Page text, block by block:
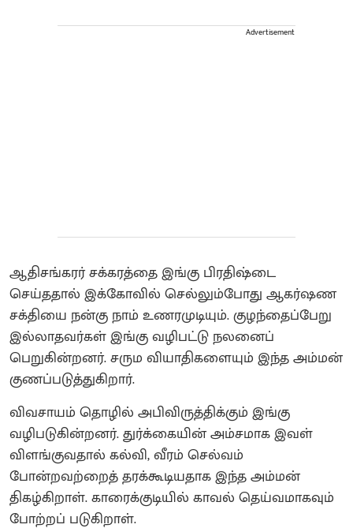
Advertisement
ஆதிசங்கரர் சக்கரத்தை இங்கு பிரதிஷ்டை
செய்ததால் இக்கோவில் செல்லும்போது ஆகர்ஷண
சக்தியை நன்கு நாம் உணரமுடியும். குழந்தைப்பேறு
இல்லாதவர்கள் இங்கு வழிபட்டு நலனைப்
பெறுகின்றனர். சரும வியாதிகளையும் இந்த அம்மன்
குணப்படுத்துகிறார்.
விவசாயம் தொழில் அபிவிருத்திக்கும் இங்கு
வழிபடுகின்றனர்‌. துர்க்கையின் அம்சமாக இவள்
விளங்குவதால் கல்வி, வீரம் செல்வம்
போன்றவற்றைத் தரக்கூடியதாக இந்த அம்மன்
திகழ்கிறாள். காரைக்குடியில் காவல் தெய்வமாகவும்
போற்றப் படுகிறாள்.